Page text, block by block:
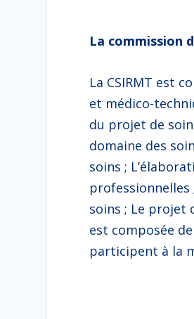
La commission
La CSIRMT est
et médico-
du projet de
domaine des
soins ;
soins ; Le projet
est composée
participent à la